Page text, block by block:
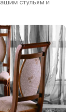
стульям и